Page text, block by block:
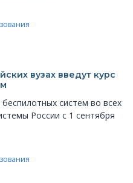
вузах введут курс
систем во всех
России с 1 сентября